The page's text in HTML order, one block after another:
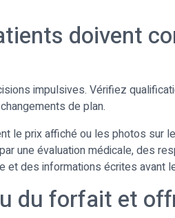
doivent
impulsives. Vérifiez
de plan.
le prix affiché ou les photos sur
une évaluation médicale, des
et des informations écrites avant
du forfait et